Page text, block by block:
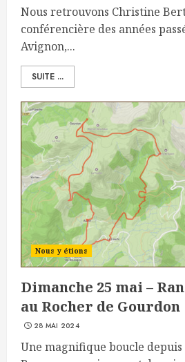
Nous retrouvons Christine
conférencière des années
Avignon,...
SUITE ...
Nous y étions
Dimanche 25 mai –
au Rocher de Gourdon
28 MAI 2024
Une magnifique boucle